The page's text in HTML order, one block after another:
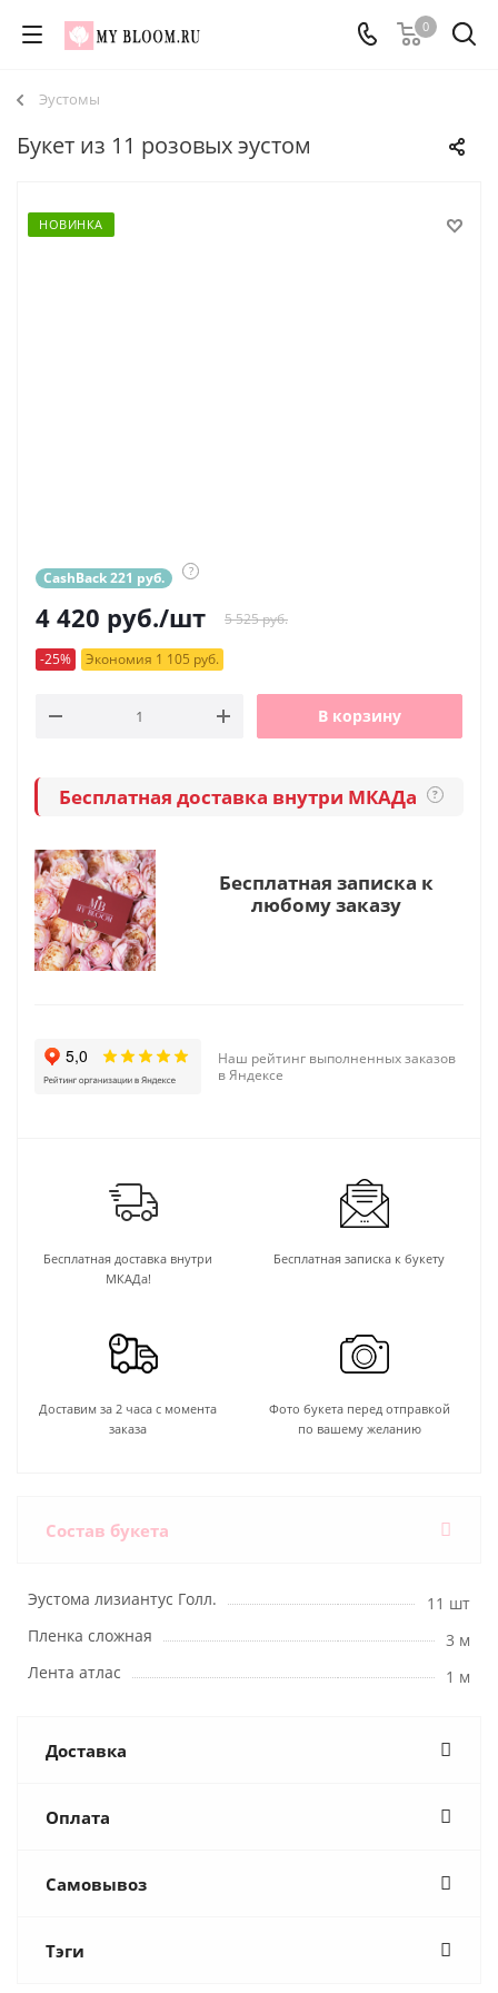
0
Эустомы
Букет из 11 розовых эустом
НОВИНКА
CashBack 221 руб. ?
4 420 руб./шт 5 525 руб.
-25% Экономия 1 105 руб.
В корзину
Бесплатная доставка внутри МКАДа ?
Бесплатная записка к
любому заказу
Наш рейтинг выполненных заказов
в Яндексе
Бесплатная доставка внутри
МКАДа!
Бесплатная записка к букету
Доставим за 2 часа с момента
заказа
Фото букета перед отправкой
по вашему желанию
Состав букета
Эустома лизиантус Голл.
11 шт
Пленка сложная
3 м
Лента атлас
1 м
Доставка
Оплата
Самовывоз
Тэги